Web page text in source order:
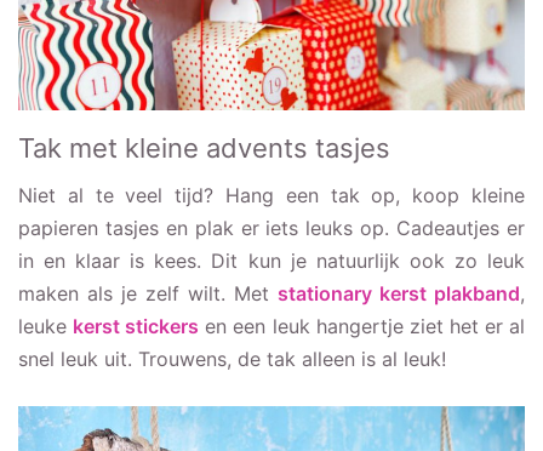
Tak met kleine advents tasjes
Niet al te veel tijd? Hang een tak op, koop kleine
papieren tasjes en plak er iets leuks op. Cadeautjes er
in en klaar is kees. Dit kun je natuurlijk ook zo leuk
maken als je zelf wilt. Met stationary kerst plakband,
leuke kerst stickers en een leuk hangertje ziet het er al
snel leuk uit. Trouwens, de tak alleen is al leuk!